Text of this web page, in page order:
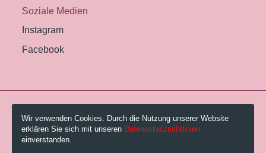
Soziale Medien
Instagram
Facebook
© 2026 Pestalozzi-Bibliothek Zürich.
Impressum
Wir verwenden Cookies. Durch die Nutzung unserer Website
erklären Sie sich mit unseren Datenschutzrichtlinien
einverstanden.